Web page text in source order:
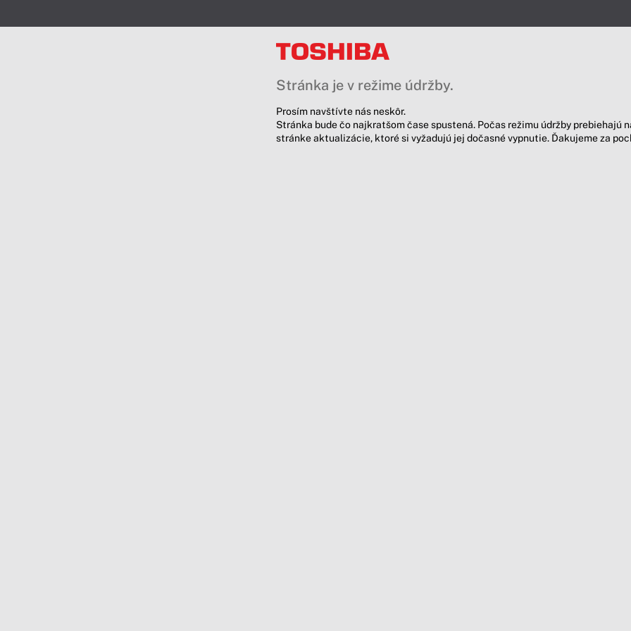
Stránka je v režime údržby.
Prosím navštívte nás neskôr.
Stránka bude čo najkratšom čase spustená. Počas režimu údržby prebiehajú
stránke aktualizácie, ktoré si vyžadujú jej dočasné vypnutie. Ďakujeme za